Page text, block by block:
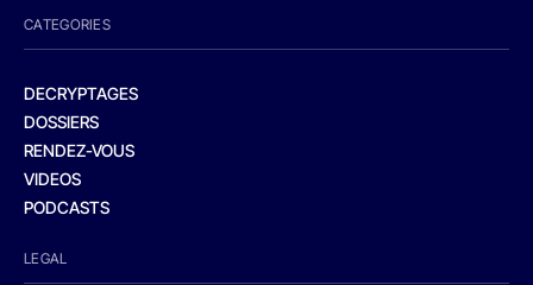
CATEGORIES
DECRYPTAGES
DOSSIERS
RENDEZ-VOUS
VIDEOS
PODCASTS
LEGAL